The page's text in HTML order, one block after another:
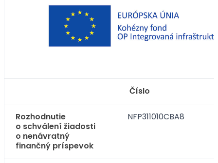
Číslo
Rozhodnutie
o schválení žiadosti
o nenávratný
finančný príspevok
NFP311010CBA8